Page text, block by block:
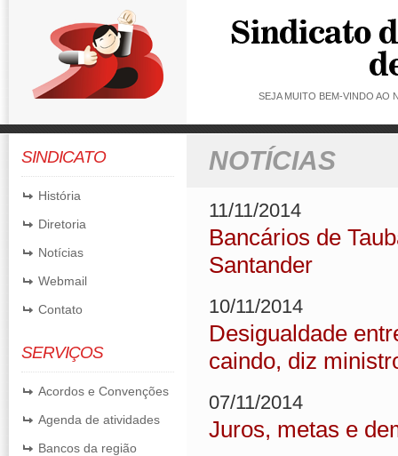
SEJA MUITO BEM-VINDO
SINDICATO
História
Diretoria
Notícias
Webmail
Contato
SERVIÇOS
Acordos e Convenções
Agenda de atividades
Bancos da região
NOTÍCIAS
11/11/2014
Bancários de
Santander
10/11/2014
Desigualdade
caindo, diz
07/11/2014
Juros, metas e